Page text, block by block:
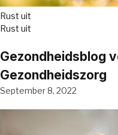
Rust uit
Rust uit
Gezondheidsblog
Gezondheidszorg
September 8, 2022